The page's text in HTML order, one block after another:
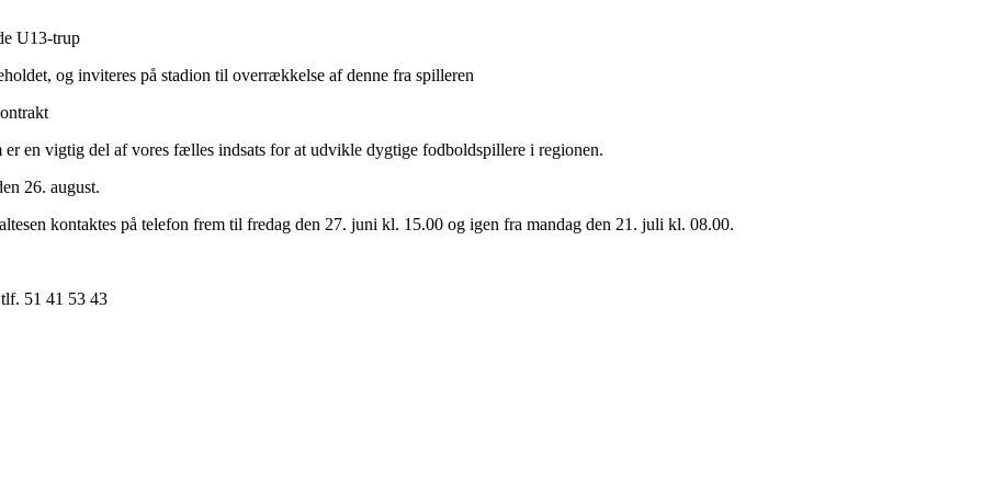
U13-trup
og inviteres på stadion til overrækkelse af denne fra spilleren
en vigtig del af vores fælles indsats for at udvikle dygtige fodboldspillere i regionen.
26. august.
kontaktes på telefon frem til fredag den 27. juni kl. 15.00 og igen fra mandag den 21. juli kl. 08.00.
51 41 53 43